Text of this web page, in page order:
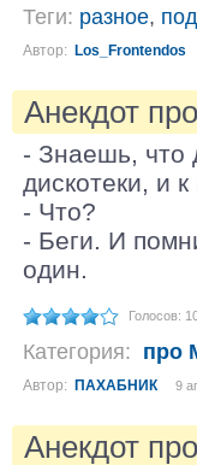
Теги: разное,
Автор: Los_Frontendos
Анекдот
- Знаешь, что
дискотеки, и
- Что?
- Беги. И
один.
Голосов:
Категория: про
Автор: ПАХАБНИК 9
Анекдот